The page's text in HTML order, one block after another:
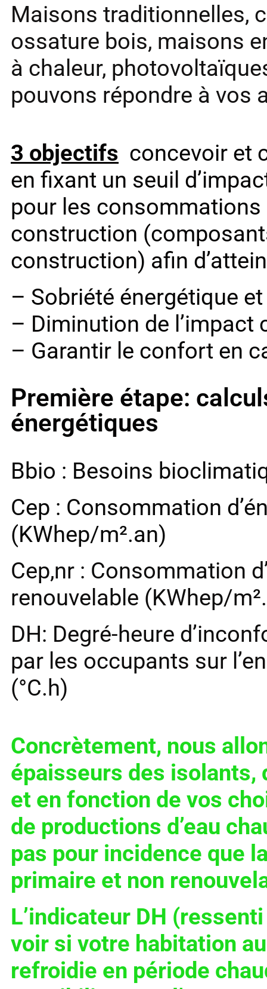
Maisons traditionnelles,
ossature bois, maisons
à chaleur,
pouvons répondre à vos
3 objectifs concevoir et
en fixant un seuil
pour les consommations
construction
construction) afin
– Sobriété énergétique
– Diminution de l’impact
– Garantir le confort en
Première étape:
énergétiques
Bbio : Besoins
Cep : Consommation
(KWhep/m².an)
Cep,nr : Consommation
renouvelable (KWhep/
DH: Degré-heure
par les occupants sur
(°C.h)
Concrètement, nous
épaisseurs des isolants,
et en fonction de vos
de productions d’eau
pas pour incidence que
primaire et non
L’indicateur DH
voir si votre habitation
refroidie en période